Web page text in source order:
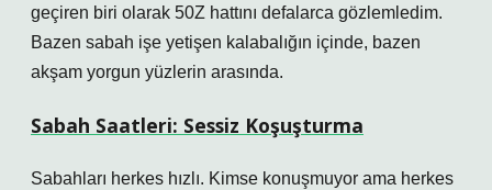
geçiren biri olarak 50Z hattını defalarca gözlemledim.
Bazen sabah işe yetişen kalabalığın içinde, bazen
akşam yorgun yüzlerin arasında.
Sabah Saatleri: Sessiz Koşuşturma
Sabahları herkes hızlı. Kimse konuşmuyor ama herkes